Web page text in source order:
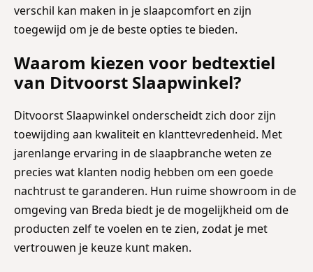
verschil kan maken in je slaapcomfort en zijn
toegewijd om je de beste opties te bieden.
Waarom kiezen voor bedtextiel
van Ditvoorst Slaapwinkel?
Ditvoorst Slaapwinkel onderscheidt zich door zijn
toewijding aan kwaliteit en klanttevredenheid. Met
jarenlange ervaring in de slaapbranche weten ze
precies wat klanten nodig hebben om een goede
nachtrust te garanderen. Hun ruime showroom in de
omgeving van Breda biedt je de mogelijkheid om de
producten zelf te voelen en te zien, zodat je met
vertrouwen je keuze kunt maken.